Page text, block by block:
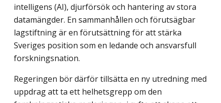
intelligens (AI), djurförsök och hantering av stora
datamängder. En sammanhållen och förutsägbar
lagstiftning är en förutsättning för att stärka
Sveriges position som en ledande och ansvarsfull
forskningsnation.
Regeringen bör därför tillsätta en ny utredning med
uppdrag att ta ett helhetsgrepp om den